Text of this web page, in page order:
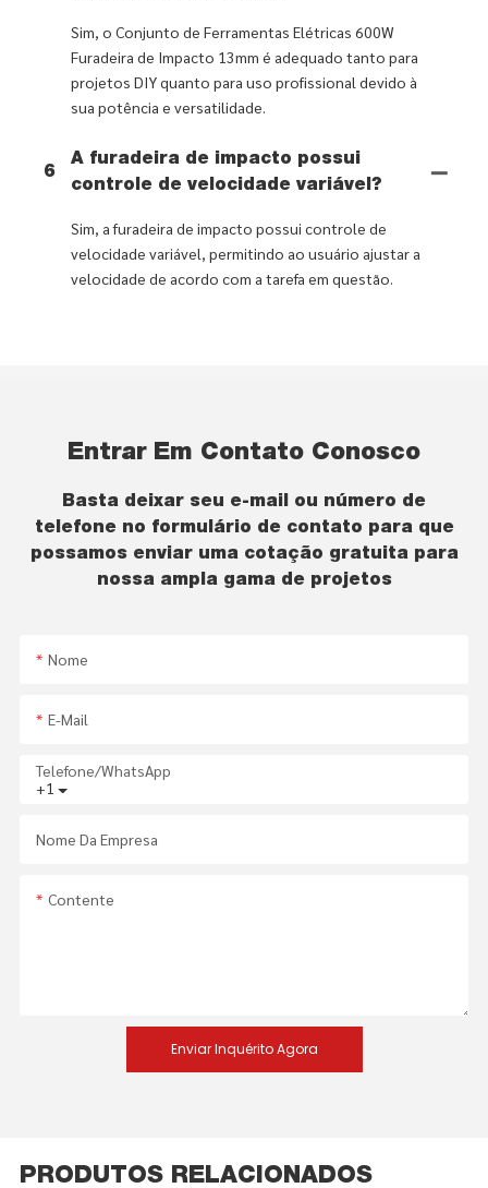
Sim, o Conjunto de Ferramentas Elétricas 600W
Furadeira de Impacto 13mm é adequado tanto para
projetos DIY quanto para uso profissional devido à
sua potência e versatilidade.
6
A furadeira de impacto possui
controle de velocidade variável?
Sim, a furadeira de impacto possui controle de
velocidade variável, permitindo ao usuário ajustar a
velocidade de acordo com a tarefa em questão.
Entrar Em Contato Conosco
Basta deixar seu e-mail ou número de
telefone no formulário de contato para que
possamos enviar uma cotação gratuita para
nossa ampla gama de projetos
Nome
E-Mail
+1
Telefone/WhatsApp
Nome Da Empresa
Contente
Enviar Inquérito Agora
PRODUTOS RELACIONADOS